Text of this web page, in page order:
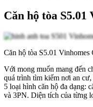
Căn hộ tòa
Căn hộ tòa S5.01 Vinhomes
Với mong muốn mang đến
quá trình tìm kiếm nơi an
5 loại hình căn hộ đa dạng:
và 3PN. Diện tích của từng